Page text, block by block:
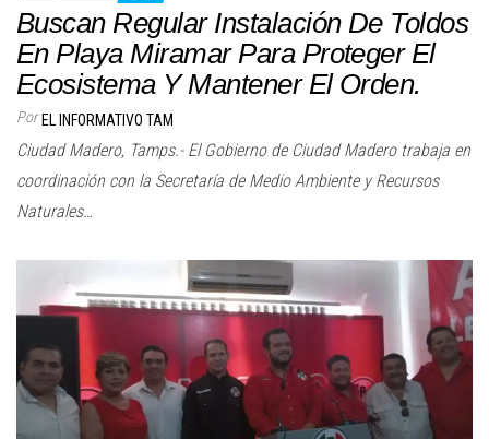
Buscan Regular Instalación De Toldos
En Playa Miramar Para Proteger El
Ecosistema Y Mantener El Orden.
Por EL INFORMATIVO TAM
Ciudad Madero, Tamps.- El Gobierno de Ciudad Madero trabaja en
coordinación con la Secretaría de Medio Ambiente y Recursos
Naturales…